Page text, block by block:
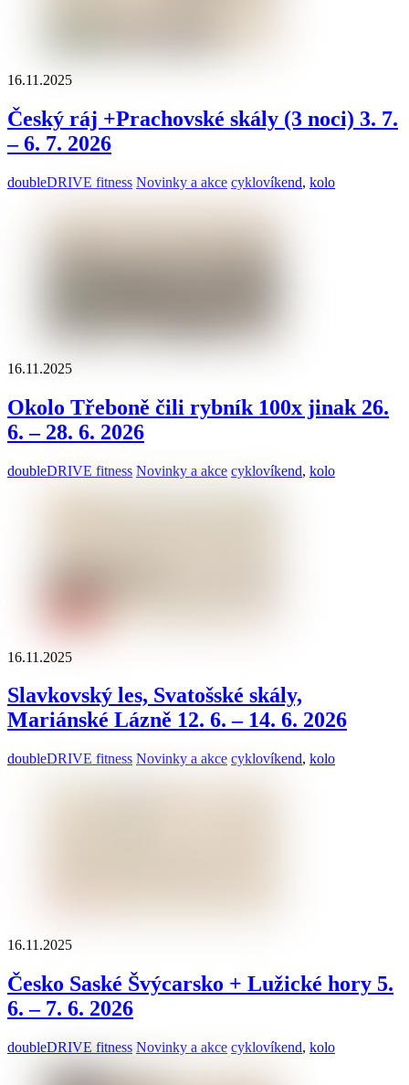
16.11.2025
Český ráj +Prachovské skály (3 noci) 3. 7.
– 6. 7. 2026
doubleDRIVE fitness Novinky a akce cyklovíkend, kolo
16.11.2025
Okolo Třeboně čili rybník 100x jinak 26.
6. – 28. 6. 2026
doubleDRIVE fitness Novinky a akce cyklovíkend, kolo
16.11.2025
Slavkovský les, Svatošské skály,
Mariánské Lázně 12. 6. – 14. 6. 2026
doubleDRIVE fitness Novinky a akce cyklovíkend, kolo
16.11.2025
Česko Saské Švýcarsko + Lužické hory 5.
6. – 7. 6. 2026
doubleDRIVE fitness Novinky a akce cyklovíkend, kolo